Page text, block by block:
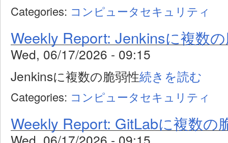
Categories: コンピュータセキュリティ
Weekly Report: Jenkinsに複数
Wed, 06/17/2026 - 09:15
Jenkinsに複数の脆弱性続きを読む
Categories: コンピュータセキュリティ
Weekly Report: GitLabに複数の